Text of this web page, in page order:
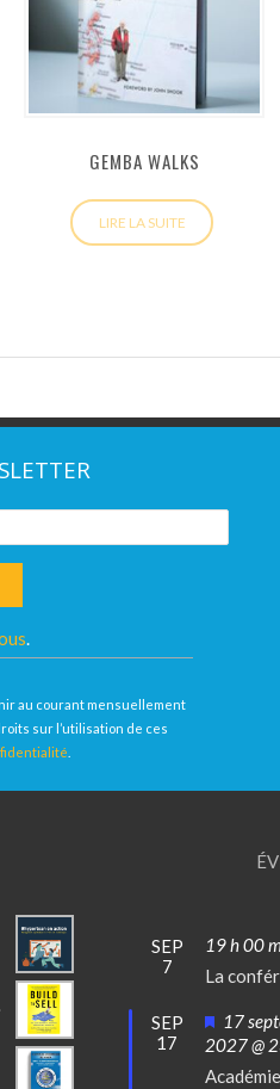
GEMBA WALKS
LIRE LA SUITE
.
au courant mensuellement
sur l’utilisation de ces
SEP
7
19 h 00
La
SEP
17
Mis
en
avant
17
2027 @